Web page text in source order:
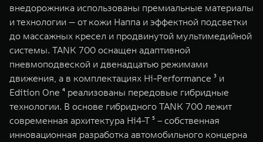
внедорожника использованы премиальные материалы
и технологии — от кожи Наппа и эффектной подсветки
до массажных кресел и продвинутой мультимедийной
системы. TANK 700 оснащен адаптивной
пневмоподвеской и двенадцатью режимами
движения, а в комплектациях Hi-Performance ³ и
Edition One ⁴ реализованы передовые гибридные
технологии. В основе гибридного TANK 700 лежит
современная архитектура Hi4-T ⁵ – собственная
инновационная разработка автомобильного концерна